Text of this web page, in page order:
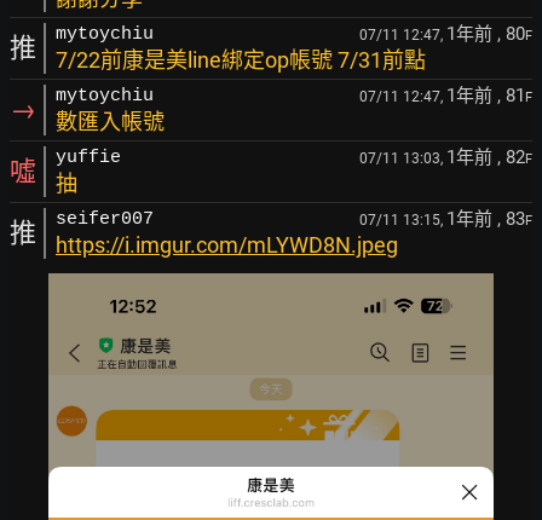
推 mytoychiu 07/11 12:47, 1年前 , 80F
7/22前康是美line綁定op帳號 7/31前點
→ mytoychiu 07/11 12:47, 1年前 , 81 F
數匯入帳號
噓 yuffie 07/11 13:03, 1年前 , 82F
抽
推 seifer007 07/11 13:15, 1年前 , 83F
https://i.imgur.com/mLYWD8N.jpeg